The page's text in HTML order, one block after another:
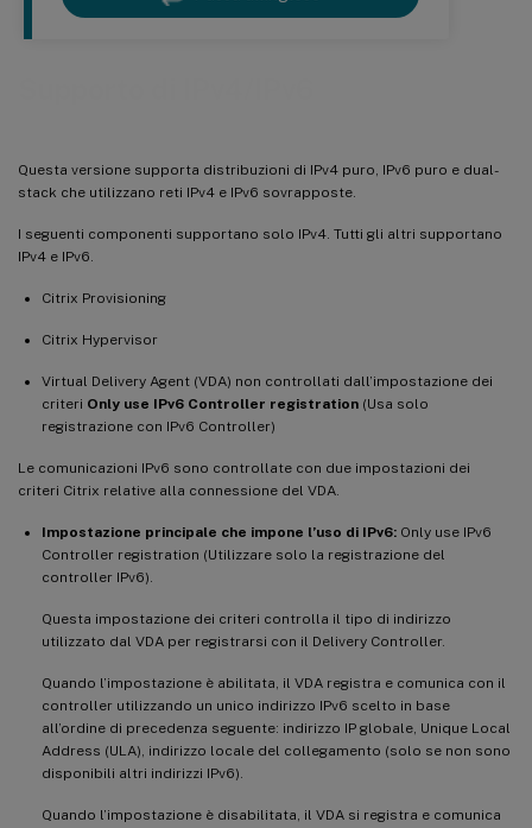
Questa versione supporta distribuzioni di IPv4 puro, IPv6 puro e dual-
stack che utilizzano reti IPv4 e IPv6 sovrapposte.
I seguenti componenti supportano solo IPv4. Tutti gli altri supportano
IPv4 e IPv6.
Citrix Provisioning
Citrix Hypervisor
Virtual Delivery Agent (VDA) non controllati dall’impostazione dei
criteri Only use IPv6 Controller registration (Usa solo
registrazione con IPv6 Controller)
Le comunicazioni IPv6 sono controllate con due impostazioni dei
criteri Citrix relative alla connessione del VDA.
Impostazione principale che impone l’uso di IPv6: Only use IPv6
Controller registration (Utilizzare solo la registrazione del
controller IPv6).
Questa impostazione dei criteri controlla il tipo di indirizzo
utilizzato dal VDA per registrarsi con il Delivery Controller.
Quando l’impostazione è abilitata, il VDA registra e comunica con il
controller utilizzando un unico indirizzo IPv6 scelto in base
all’ordine di precedenza seguente: indirizzo IP globale, Unique Local
Address (ULA), indirizzo locale del collegamento (solo se non sono
disponibili altri indirizzi IPv6).
Quando l’impostazione è disabilitata, il VDA si registra e comunica